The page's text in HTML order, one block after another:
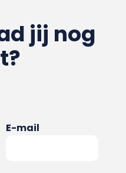
jij nog
E-mail